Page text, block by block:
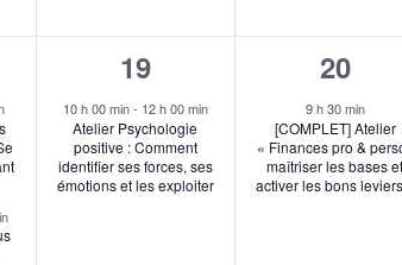
1
évènement,
19
10 h 00 min- 12 h 00 min
Atelier Psychologie
positive : Comment
identifier ses forces, ses
émotions et les exploiter
1
20
9 h 30 min
[COMPLET] Atelier
« Finances pro &
maîtriser les bases et
activer les bons